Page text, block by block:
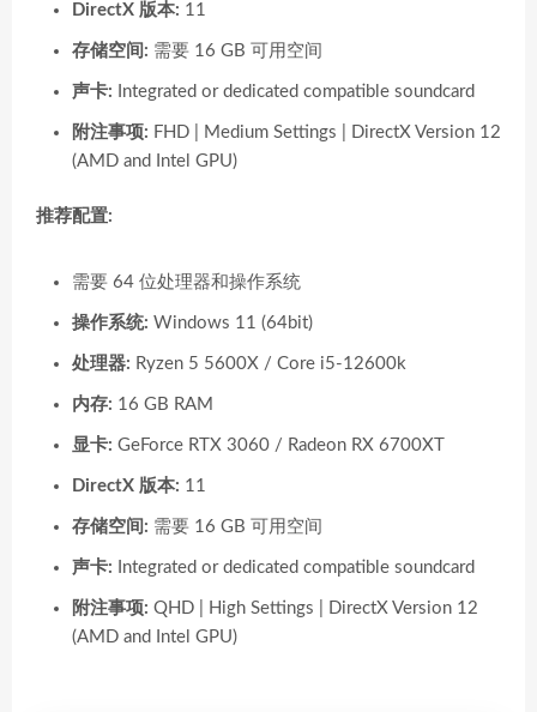
DirectX 版本: 11
存储空间: 需要 16 GB 可用空间
声卡: Integrated or dedicated compatible soundcard
附注事项: FHD | Medium Settings | DirectX Version 12
(AMD and Intel GPU)
推荐配置:
需要 64 位处理器和操作系统
操作系统: Windows 11 (64bit)
处理器: Ryzen 5 5600X / Core i5-12600k
内存: 16 GB RAM
显卡: GeForce RTX 3060 / Radeon RX 6700XT
DirectX 版本: 11
存储空间: 需要 16 GB 可用空间
声卡: Integrated or dedicated compatible soundcard
附注事项: QHD | High Settings | DirectX Version 12
(AMD and Intel GPU)